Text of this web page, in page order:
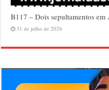
B117 – Dois sepultamentos em
31 de julho de 2026